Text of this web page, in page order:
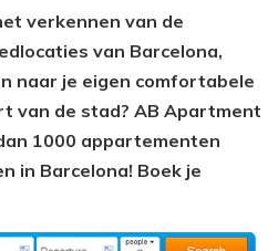
verkennen van de
van Barcelona,
naar je eigen comfortabele
van de stad? AB Apartment
1000 appartementen
in Barcelona! Boek je